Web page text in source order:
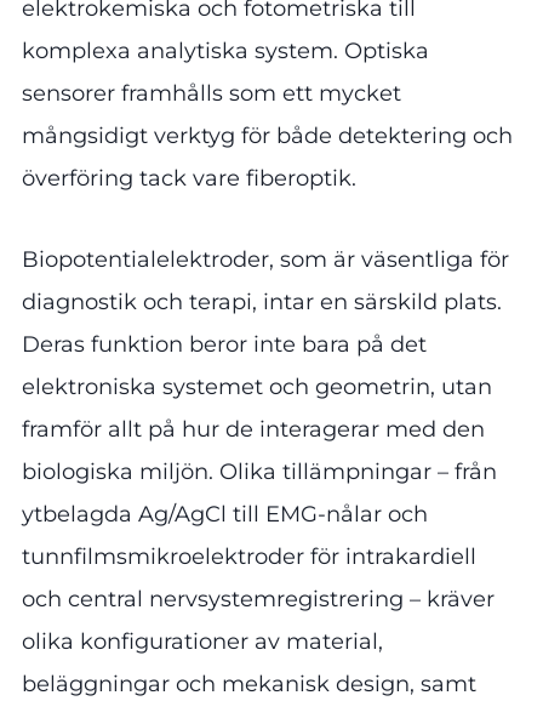
elektrokemiska och fotometriska till
komplexa analytiska system. Optiska
sensorer framhålls som ett mycket
mångsidigt verktyg för både detektering och
överföring tack vare fiberoptik.
Biopotentialelektroder, som är väsentliga för
diagnostik och terapi, intar en särskild plats.
Deras funktion beror inte bara på det
elektroniska systemet och geometrin, utan
framför allt på hur de interagerar med den
biologiska miljön. Olika tillämpningar – från
ytbelagda Ag/AgCl till EMG-nålar och
tunnfilmsmikroelektroder för intrakardiell
och central nervsystemregistrering – kräver
olika konfigurationer av material,
beläggningar och mekanisk design, samt